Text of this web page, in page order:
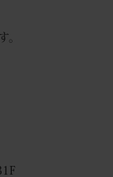
。